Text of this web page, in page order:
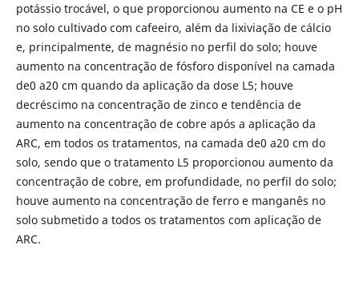
potássio trocável, o que proporcionou aumento na CE e o pH
no solo cultivado com cafeeiro, além da lixiviação de cálcio
e, principalmente, de magnésio no perfil do solo; houve
aumento na concentração de fósforo disponível na camada
de0 a20 cm quando da aplicação da dose L5; houve
decréscimo na concentração de zinco e tendência de
aumento na concentração de cobre após a aplicação da
ARC, em todos os tratamentos, na camada de0 a20 cm do
solo, sendo que o tratamento L5 proporcionou aumento da
concentração de cobre, em profundidade, no perfil do solo;
houve aumento na concentração de ferro e manganês no
solo submetido a todos os tratamentos com aplicação de
ARC.